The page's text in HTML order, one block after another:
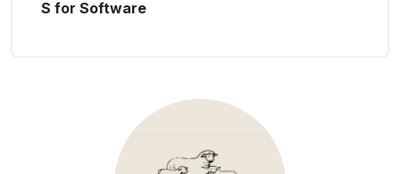
S for Software